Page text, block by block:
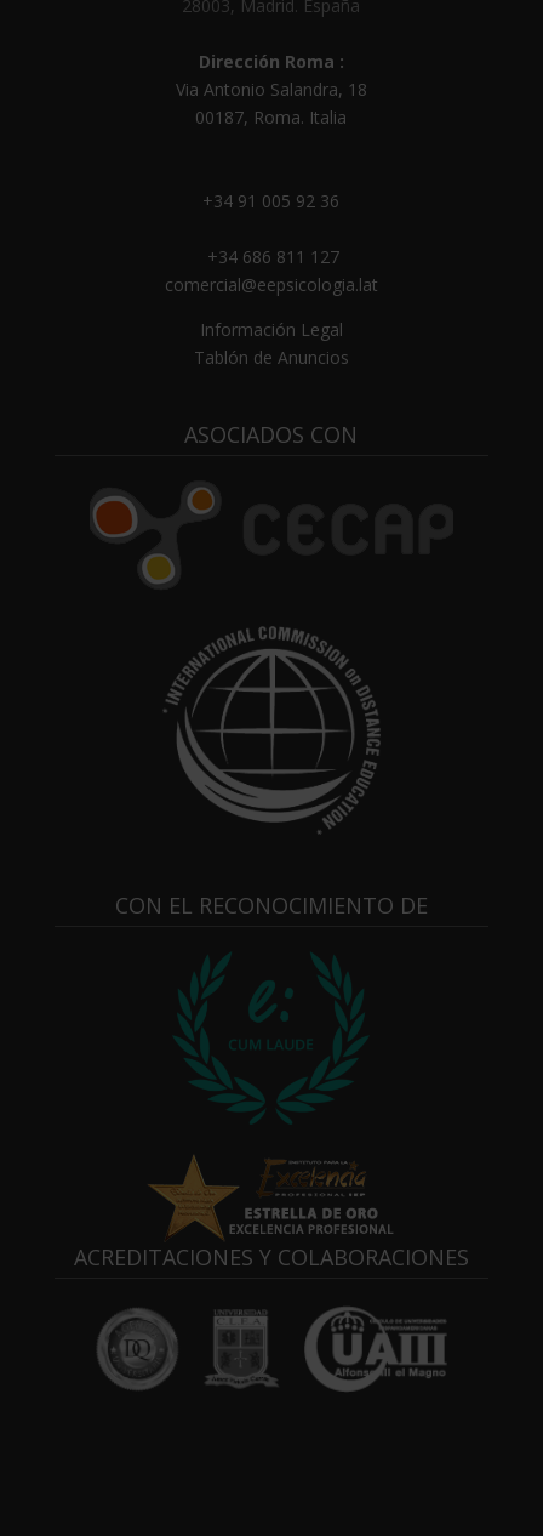
28003, Madrid. España
Dirección Roma :
Via Antonio Salandra, 18
00187, Roma. Italia
+34 91 005 92 36
+34 686 811 127
comercial@eepsicologia.lat
Información Legal
Tablón de Anuncios
ASOCIADOS CON
CON EL RECONOCIMIENTO DE
ACREDITACIONES Y COLABORACIONES